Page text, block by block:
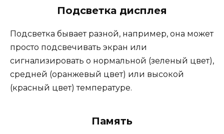
Подсветка дисплея
Подсветка бывает разной, например, она может
просто подсвечивать экран или
сигнализировать о нормальной (зеленый цвет),
средней (оранжевый цвет) или высокой
(красный цвет) температуре.
Память